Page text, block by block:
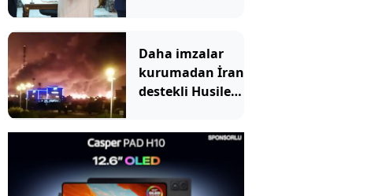
Daha imzalar
kurumadan İran
destekli Husiler,
Arabistan'ı
vurdu